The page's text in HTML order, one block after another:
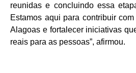
reunidas e concluindo essa
Estamos aqui para contribuir
Alagoas e fortalecer iniciativas
reais para as pessoas”, afirmou.